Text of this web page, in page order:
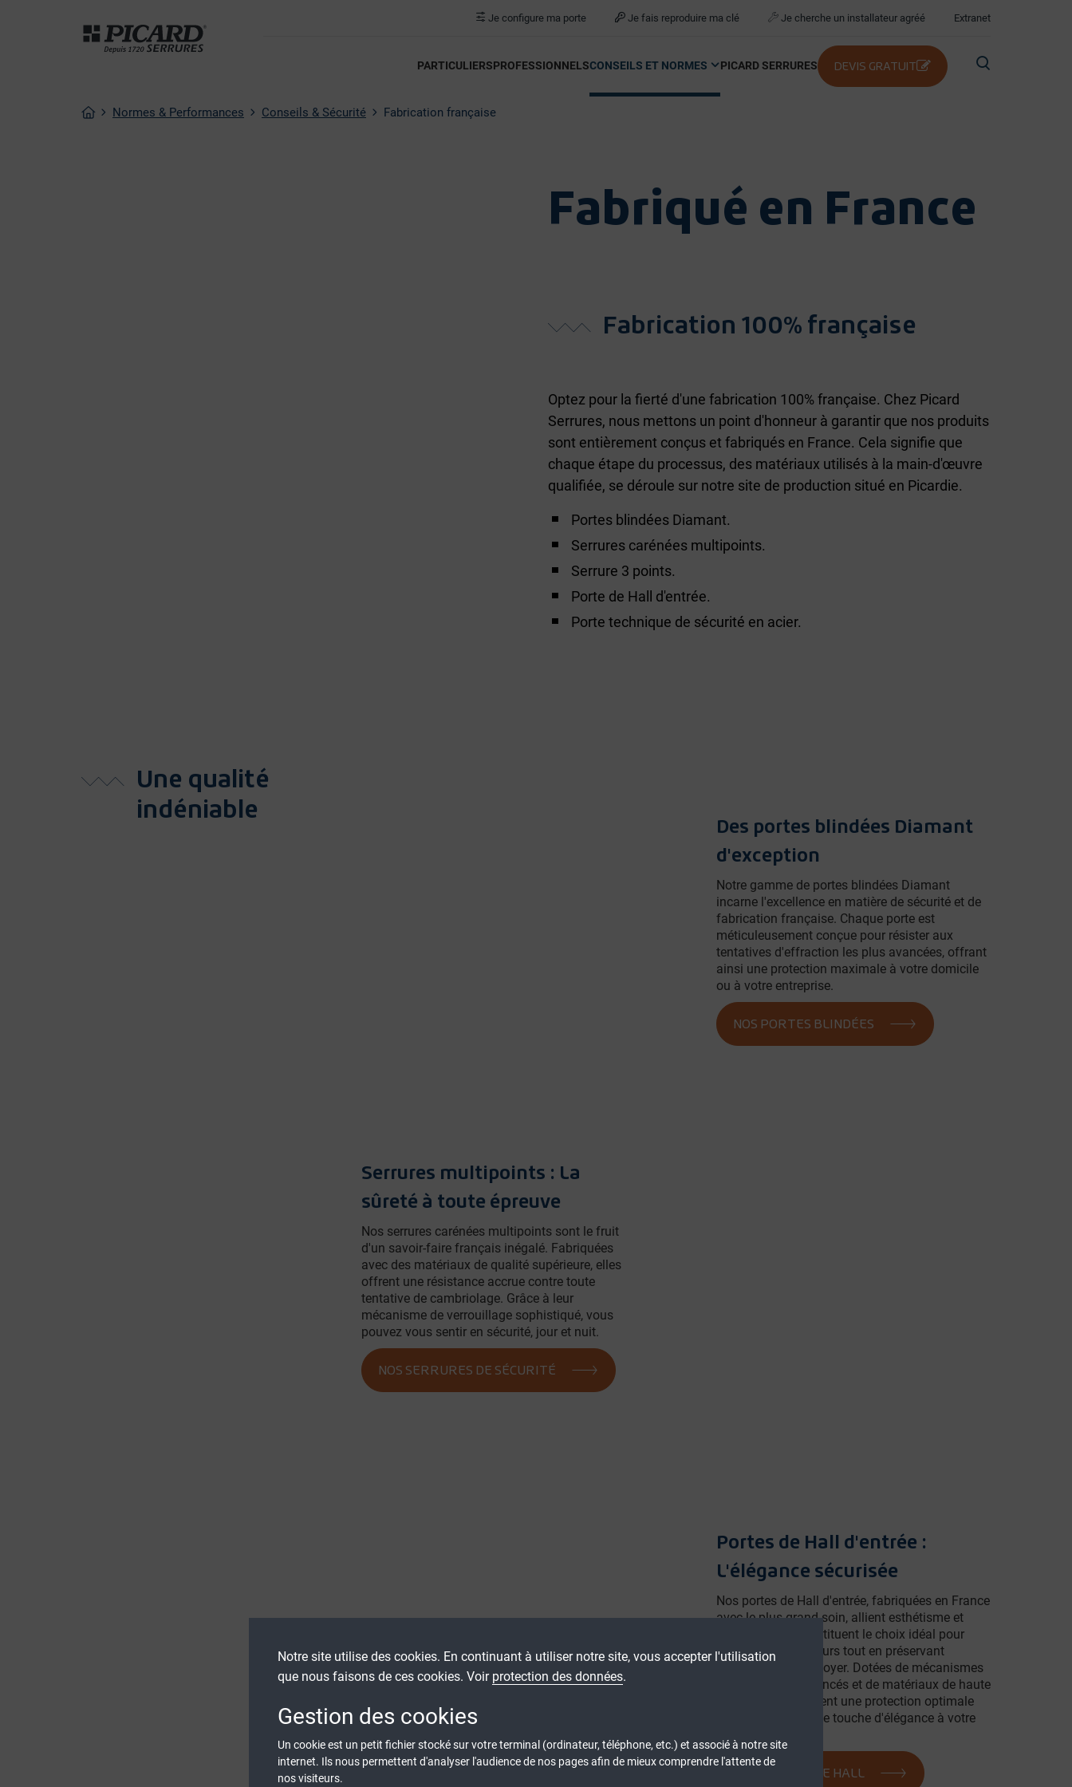
PARTICULIERSPROFESSIONNELSCONSEILS ET NORMES PICARD SERRURES DEVIS GRATUIT
Je configure ma porte Je fais reproduire ma clé Je cherche un installateur agréé Extranet
Normes & Performances Conseils & Sécurité Fabrication française
Fabriqué en France
Fabrication 100% française
Optez pour la fierté d'une fabrication 100% française. Chez Picard
Serrures, nous mettons un point d'honneur à garantir que nos produits
sont entièrement conçus et fabriqués en France. Cela signifie que
chaque étape du processus, des matériaux utilisés à la main-d'œuvre
qualifiée, se déroule sur notre site de production situé en Picardie.
Portes blindées Diamant.
Serrures carénées multipoints.
Serrure 3 points.
Porte de Hall d'entrée.
Porte technique de sécurité en acier.
Une qualité
indéniable
Des portes blindées Diamant
d'exception
Notre gamme de portes blindées Diamant
incarne l'excellence en matière de sécurité et de
fabrication française. Chaque porte est
méticuleusement conçue pour résister aux
tentatives d'effraction les plus avancées, offrant
ainsi une protection maximale à votre domicile
ou à votre entreprise.
NOS PORTES BLINDÉES
Serrures multipoints : La
sûreté à toute épreuve
Nos serrures carénées multipoints sont le fruit
d'un savoir-faire français inégalé. Fabriquées
avec des matériaux de qualité supérieure, elles
offrent une résistance accrue contre toute
tentative de cambriolage. Grâce à leur
mécanisme de verrouillage sophistiqué, vous
pouvez vous sentir en sécurité, jour et nuit.
NOS SERRURES DE SÉCURITÉ
Portes de Hall d'entrée :
L'élégance sécurisée
Nos portes de Hall d'entrée, fabriquées en France
avec le plus grand soin, allient esthétisme et
sécurité. Elles constituent le choix idéal pour
accueillir vos visiteurs tout en préservant
l'intégrité de votre foyer. Dotées de mécanismes
de verrouillage avancés et de matériaux de haute
qualité, elles assurent une protection optimale
tout en ajoutant une touche d'élégance à votre
NOS PORTES DE HALL
Notre site utilise des cookies. En continuant à utiliser notre site, vous accepter l'utilisation
que nous faisons de ces cookies. Voir protection des données.
Gestion des cookies
Un cookie est un petit fichier stocké sur votre terminal (ordinateur, téléphone, etc.) et associé à notre site
internet. Ils nous permettent d'analyser l'audience de nos pages afin de mieux comprendre l'attente de
nos visiteurs.